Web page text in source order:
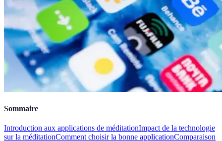
Sommaire
Introduction aux applications de méditationImpact de la technologie
sur la méditationComment choisir la bonne applicationComparaison